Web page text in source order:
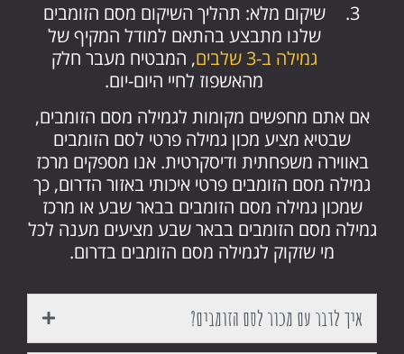
שיקום מלא: תהליך השיקום מסם הזומבים
שלנו מתבצע בהתאם למודל המקיף של
גמילה ב-3 שלבים
, המבטיח מעבר חלק
מהאשפוז לחיי היום-יום.
אם אתם מחפשים מקומות לגמילה מסם הזומבים,
שבטיא מציע מכון גמילה פרטי לסם הזומבים
באווירה משפחתית ודיסקרטית. אנו מספקים מרכז
גמילה מסם הזומבים פרטי איכותי באזור הדרום, כך
שמכון גמילה מסם הזומבים בבאר שבע או מרכז
גמילה מסם הזומבים בבאר שבע מציעים מענה לכל
מי שזקוק לגמילה מסם הזומבים בדרום.
איך לדבר עם מכור לסם הזומבים?